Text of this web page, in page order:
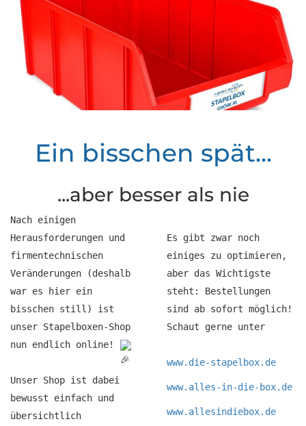
Ein bisschen spät...
...aber besser als nie
Nach einigen
Herausforderungen und
firmentechnischen
Veränderungen (deshalb
war es hier ein
bisschen still) ist
unser Stapelboxen-Shop
nun endlich online!
Unser Shop ist dabei
bewusst einfach und
übersichtlich
Es gibt zwar noch
einiges zu optimieren,
aber das Wichtigste
steht: Bestellungen
sind ab sofort möglich!
Schaut gerne unter
www.die-stapelbox.de
www.alles-in-die-box.de
www.allesindiebox.de